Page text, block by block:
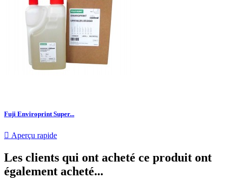
Fuji Enviroprint Super...
 Aperçu rapide
Les clients qui ont acheté ce produit ont
également acheté...